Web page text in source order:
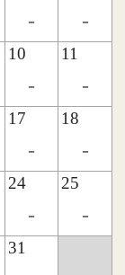
- -
10
-
11
-
17
-
18
-
24
-
25
-
31